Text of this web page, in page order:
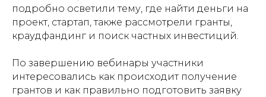
подробно осветили тему, где найти деньги на
проект, стартап, также рассмотрели гранты,
краудфандинг и поиск частных инвестиций.
По завершению вебинары участники
интересовались как происходит получение
грантов и как правильно подготовить заявку